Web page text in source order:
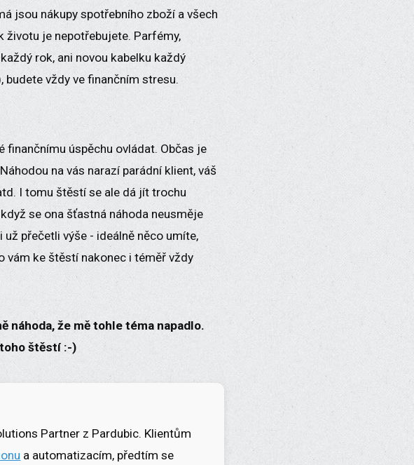
jsou nákupy spotřebního zboží a všech
životu je nepotřebujete. Parfémy,
rok, ani novou kabelku každý
budete vždy ve finančním stresu.
finančnímu úspěchu ovládat. Občas je
na vás narazí parádní klient, váš
I tomu štěstí se ale dá jít trochu
se ona šťastná náhoda neusměje
přečetli výše - ideálně něco umíte,
vám ke štěstí nakonec i téměř vždy
náhoda, že mě tohle téma napadlo.
štěstí :-)
Partner z Pardubic. Klientům
a automatizacím, předtím se